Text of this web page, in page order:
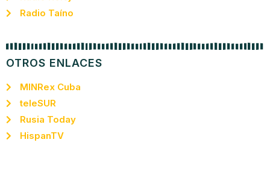
Radio Taíno
OTROS ENLACES
MINRex Cuba
teleSUR
Rusia Today
HispanTV